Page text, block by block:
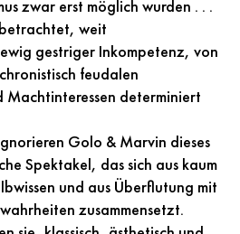
zwar erst möglich wurden . . .
weit
gestriger Inkompetenz, von
feudalen
Machtinteressen determiniert
Golo & Marvin dieses
Spektakel, das sich aus kaum
und aus Überflutung mit
zusammensetzt.